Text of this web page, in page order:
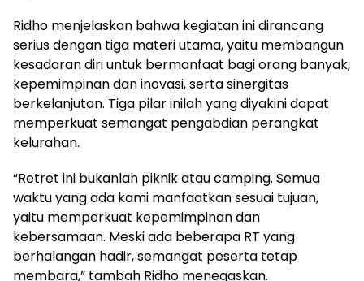
Ridho menjelaskan bahwa kegiatan ini dirancang
serius dengan tiga materi utama, yaitu membangun
kesadaran diri untuk bermanfaat bagi orang banyak,
kepemimpinan dan inovasi, serta sinergitas
berkelanjutan. Tiga pilar inilah yang diyakini dapat
memperkuat semangat pengabdian perangkat
kelurahan.
“Retret ini bukanlah piknik atau camping. Semua
waktu yang ada kami manfaatkan sesuai tujuan,
yaitu memperkuat kepemimpinan dan
kebersamaan. Meski ada beberapa RT yang
berhalangan hadir, semangat peserta tetap
membara,” tambah Ridho menegaskan.